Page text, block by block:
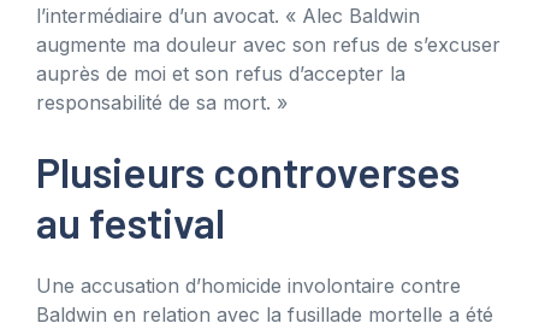
l’intermédiaire d’un avocat. « Alec Baldwin
augmente ma douleur avec son refus de s’excuser
auprès de moi et son refus d’accepter la
responsabilité de sa mort. »
Plusieurs controverses
au festival
Une accusation d’homicide involontaire contre
Baldwin en relation avec la fusillade mortelle a été